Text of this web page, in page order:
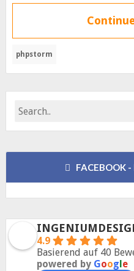
phpstorm
FACEBOOK
4.9
Basierend auf 40
powered by Goog e